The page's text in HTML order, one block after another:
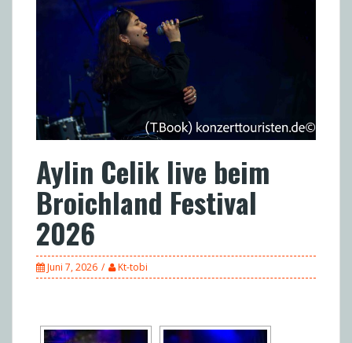
Aylin Celik live beim
Broichland Festival
2026
Juni 7, 2026 Kt-tobi